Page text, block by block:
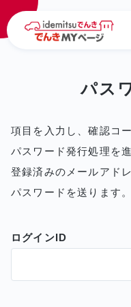
パス
項目を入力し、確認コ
パスワード発行処理を
登録済みのメールアド
パスワードを送ります。
ログインID